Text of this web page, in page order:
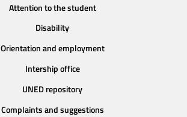
Attention to the student
Disability
Orientation and employment
Intership office
UNED repository
Complaints and suggestions